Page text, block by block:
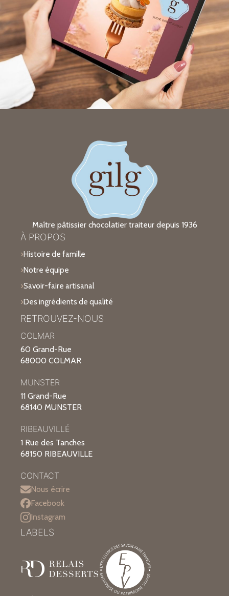
Maître pâtissier chocolatier traiteur depuis 1936
À PROPOS
Histoire de famille
Notre équipe
Savoir-faire artisanal
Des ingrédients de qualité
RETROUVEZ-NOUS
COLMAR
60 Grand-Rue
68000 COLMAR
MUNSTER
11 Grand-Rue
68140 MUNSTER
RIBEAUVILLÉ
1 Rue des Tanches
68150 RIBEAUVILLE
CONTACT
Nous écrire
Facebook
Instagram
LABELS